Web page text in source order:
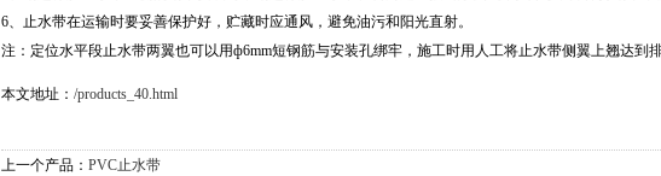
6、止水带在运输时要妥善保护好，贮藏时应通风，避免油污和阳光直射。
注：定位水平段止水带两翼也可以用ф6mm短钢筋与安装孔绑牢，施工时用人工将止水带侧翼上翘达到排
本文地址： /products_40.html
上一个产品： PVC止水带